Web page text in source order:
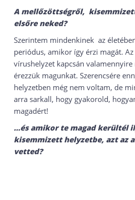
A mellőzöttségről,
elsőre neked?
Szerintem mindenkinek az
periódus, amikor így érzi magát.
vírushelyzet kapcsán
érezzük magunkat. Szerencsére
helyzetben még nem voltam, de
arra sarkall, hogy gyakorold,
magadért!
…és amikor te magad kerültél
kisemmizett helyzetbe, azt az
vetted?